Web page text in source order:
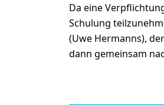
Da eine
Schulung
(Uwe Hermanns),
dann gemeinsam